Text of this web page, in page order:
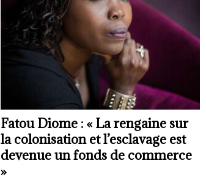
Fatou Diome : « La rengaine sur
la colonisation et l’esclavage est
devenue un fonds de commerce
»